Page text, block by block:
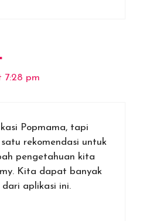
7:28 pm
Popmama, tapi
rekomendasi untuk
pengetahuan kita
Kita dapat banyak
aplikasi ini.